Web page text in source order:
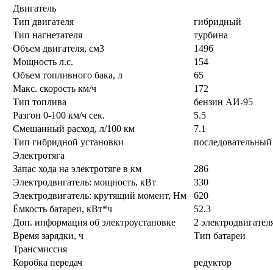
Двигатель
Тип двигателя
гибридный
Тип нагнетателя
турбина
Объем двигателя, см3
1496
Мощность л.с.
154
Объем топливного бака, л
65
Макс. скорость км/ч
172
Тип топлива
бензин АИ-95
Разгон 0-100 км/ч сек.
5.5
Смешанный расход, л/100 км
7.1
Тип гибридной установки
последовательный
Электротяга
Запас хода на электротяге в км
286
Электродвигатель: мощность, кВт
330
Электродвигатель: крутящий момент, Нм
620
Ёмкость батареи, кВт*ч
52.3
Доп. информация об электроустановке
2
Время зарядки, ч
Тип батареи
Трансмиссия
Коробка передач
редуктор